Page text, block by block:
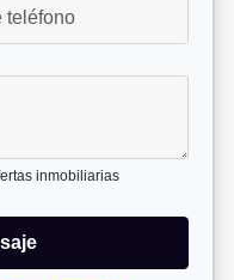
inmobiliarias